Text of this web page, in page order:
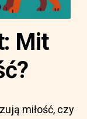
Mit
miłość, czy